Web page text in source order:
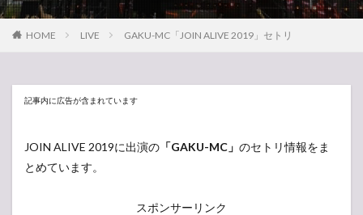
HOME LIVE GAKU-MC「JOIN ALIVE 2019」セトリ
記事内に広告が含まれています
JOIN ALIVE 2019に出演の 「GAKU-MC」 のセトリ情報をま
とめています。
スポンサーリンク